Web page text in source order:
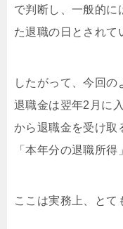
で判断し、一般的に
た退職の日とされて
したがって、今回の
退職金は翌年2月に
から退職金を受け取
「本年分の退職所得
ここは実務上、とて